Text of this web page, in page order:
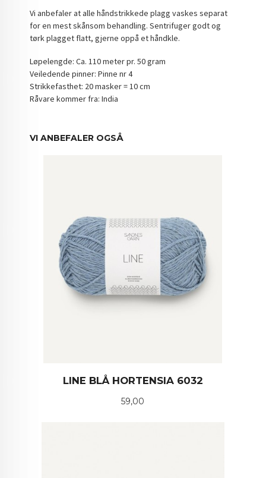
Vi anbefaler at alle håndstrikkede plagg vaskes separat
for en mest skånsom behandling. Sentrifuger godt og
tørk plagget flatt, gjerne oppå et håndkle.
Løpelengde: Ca. 110 meter pr. 50 gram
Veiledende pinner: Pinne nr 4
Strikkefasthet: 20 masker = 10 cm
Råvare kommer fra: India
VI ANBEFALER OGSÅ
LINE BLÅ HORTENSIA 6032
Pris
59,00